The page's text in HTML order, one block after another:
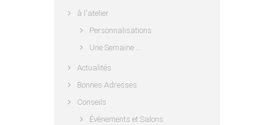
à l'atelier
Personnalisations
Une Semaine …
Actualités
Bonnes Adresses
Conseils
Évènements et Salons